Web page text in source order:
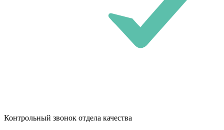
Контрольный звонок отдела качества